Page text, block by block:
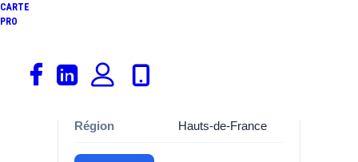
CARTE
PRO
Région Hauts-de-France